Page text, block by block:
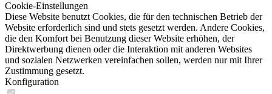
Cookie-Einstellungen
Diese Website benutzt Cookies, die für den technischen Betrieb der
Website erforderlich sind und stets gesetzt werden. Andere Cookies,
die den Komfort bei Benutzung dieser Website erhöhen, der
Direktwerbung dienen oder die Interaktion mit anderen Websites
und sozialen Netzwerken vereinfachen sollen, werden nur mit Ihrer
Zustimmung gesetzt.
Konfiguration